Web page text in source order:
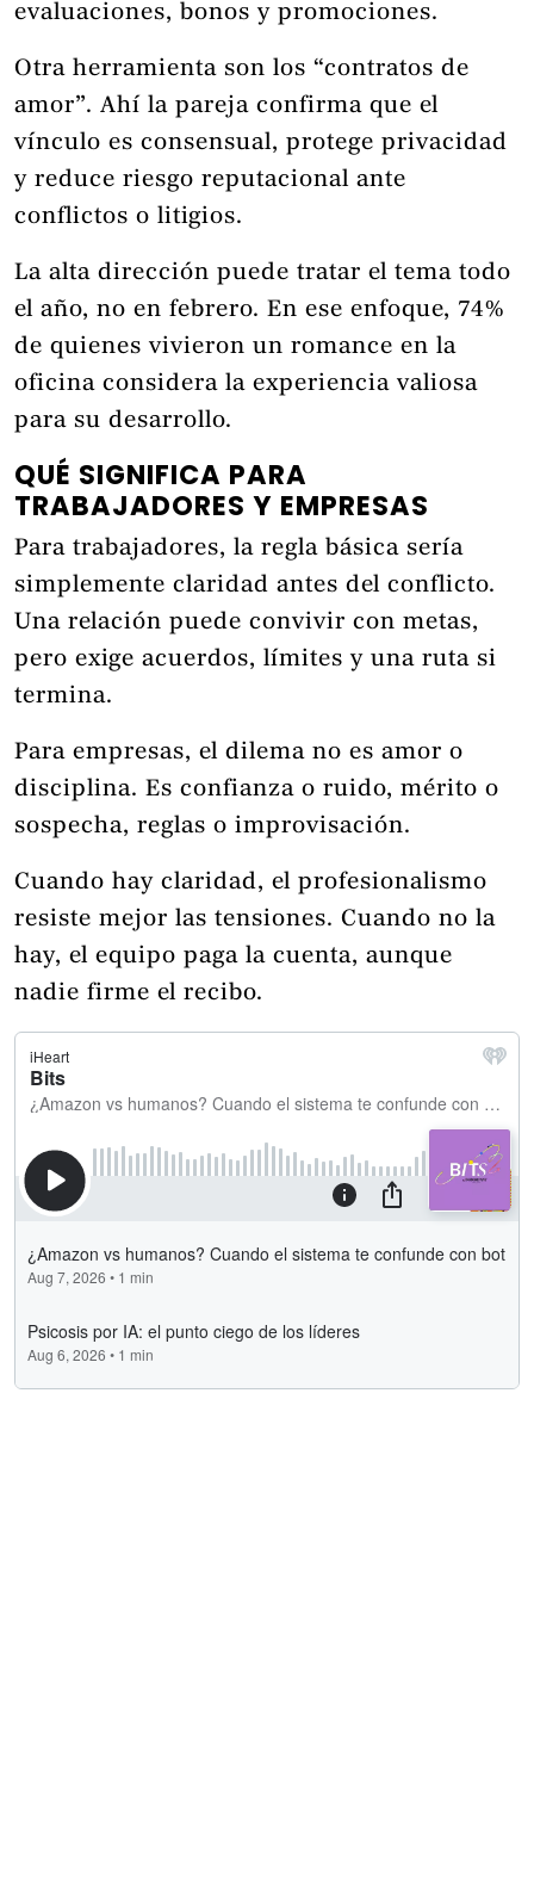
evaluaciones, bonos y promociones.
Otra herramienta son los “contratos de
amor”. Ahí la pareja confirma que el
vínculo es consensual, protege privacidad
y reduce riesgo reputacional ante
conflictos o litigios.
La alta dirección puede tratar el tema todo
el año, no en febrero. En ese enfoque, 74%
de quienes vivieron un romance en la
oficina considera la experiencia valiosa
para su desarrollo.
QUÉ SIGNIFICA PARA
TRABAJADORES Y EMPRESAS
Para trabajadores, la regla básica sería
simplemente claridad antes del conflicto.
Una relación puede convivir con metas,
pero exige acuerdos, límites y una ruta si
termina.
Para empresas, el dilema no es amor o
disciplina. Es confianza o ruido, mérito o
sospecha, reglas o improvisación.
Cuando hay claridad, el profesionalismo
resiste mejor las tensiones. Cuando no la
hay, el equipo paga la cuenta, aunque
nadie firme el recibo.